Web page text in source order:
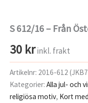
S 612/16 – Från
30 krinkl. frakt
Artikelnr: 2016-612
Kategorier: Alla jul- och
religiösa motiv, Kort